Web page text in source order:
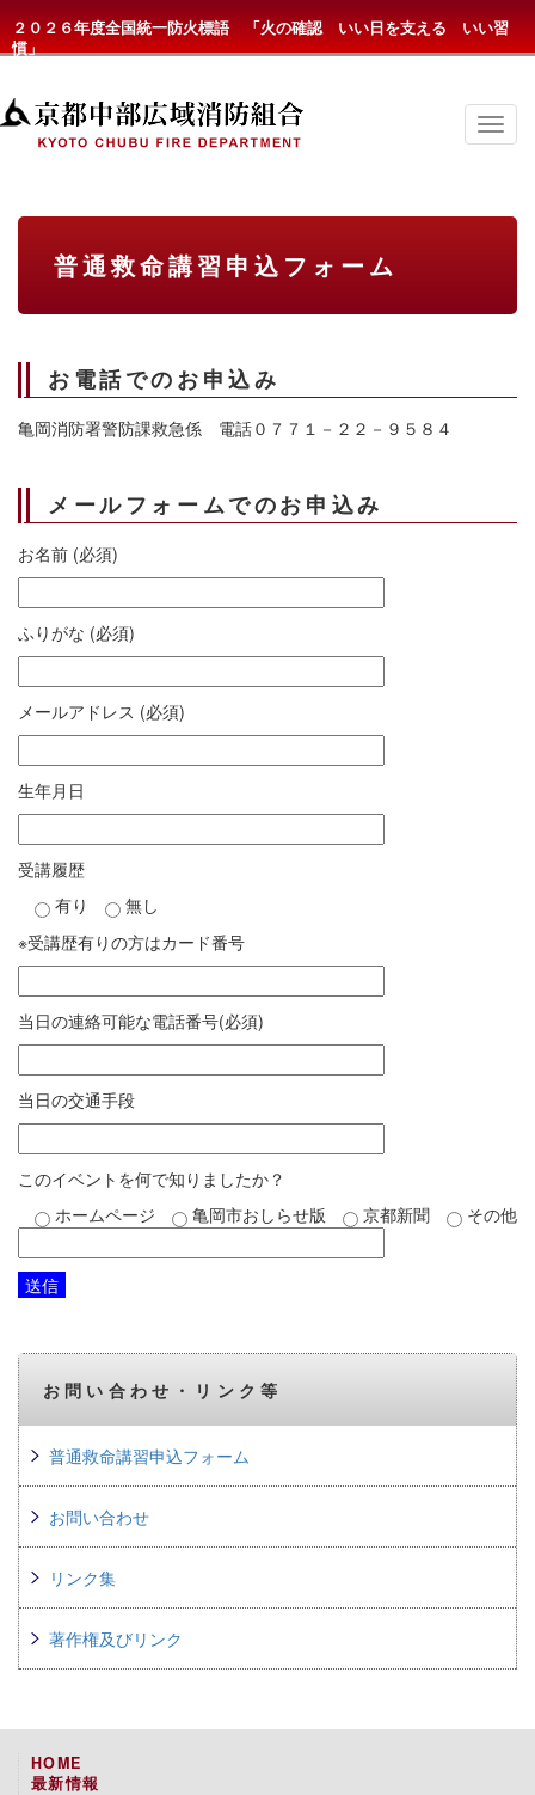
２０２６年度全国統一防火標語 「火の確認 いい日を支える いい習
慣」
京
都
普通救命講習申込フォーム
お電話でのお申込み
亀岡消防署警防課救急係 電話０７７１－２２－９５８４
メールフォームでのお申込み
お名前 (必須)
ふりがな (必須)
メールアドレス (必須)
生年月日
受講履歴
有り
無し
※受講歴有りの方はカード番号
当日の連絡可能な電話番号(必須)
当日の交通手段
このイベントを何で知りましたか？
ホームページ
亀岡市おしらせ版 京都新聞 その他
お問い合わせ・リンク等
普通救命講習申込フォーム
お問い合わせ
リンク集
著作権及びリンク
HOME
最新情報